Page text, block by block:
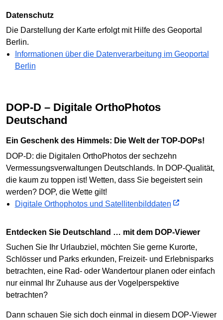
Datenschutz
Die Darstellung der Karte erfolgt mit Hilfe des Geoportal
Berlin.
Informationen über die Datenverarbeitung im Geoportal
Berlin
DOP-D – Digitale OrthoPhotos
Deutschand
Ein Geschenk des Himmels: Die Welt der TOP-DOPs!
DOP-D: die Digitalen OrthoPhotos der sechzehn
Vermessungsverwaltungen Deutschlands. In DOP-Qualität,
die kaum zu toppen ist! Wetten, dass Sie begeistert sein
werden? DOP, die Wette gilt!
Digitale Orthophotos und Satellitenbilddaten
Entdecken Sie Deutschland … mit dem DOP-Viewer
Suchen Sie Ihr Urlaubziel, möchten Sie gerne Kurorte,
Schlösser und Parks erkunden, Freizeit- und Erlebnisparks
betrachten, eine Rad- oder Wandertour planen oder einfach
nur einmal Ihr Zuhause aus der Vogelperspektive
betrachten?
Dann schauen Sie sich doch einmal in diesem DOP-Viewer